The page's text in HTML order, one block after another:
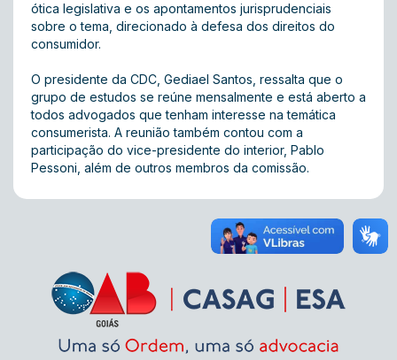
ótica legislativa e os apontamentos jurisprudenciais
sobre o tema, direcionado à defesa dos direitos do
consumidor.
O presidente da CDC, Gediael Santos, ressalta que o
grupo de estudos se reúne mensalmente e está aberto a
todos advogados que tenham interesse na temática
consumerista. A reunião também contou com a
participação do vice-presidente do interior, Pablo
Pessoni, além de outros membros da comissão.